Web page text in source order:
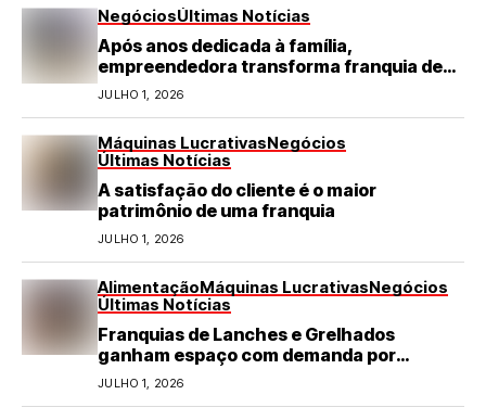
NegóciosÚltimas Notícias
Após anos dedicada à família,
empreendedora transforma franquia de
turismo em negócio de destaque no RN
JULHO 1, 2026
Máquinas LucrativasNegócios
Últimas Notícias
A satisfação do cliente é o maior
patrimônio de uma franquia
JULHO 1, 2026
AlimentaçãoMáquinas LucrativasNegócios
Últimas Notícias
Franquias de Lanches e Grelhados
ganham espaço com demanda por
refeições rápidas e de qualidade
JULHO 1, 2026